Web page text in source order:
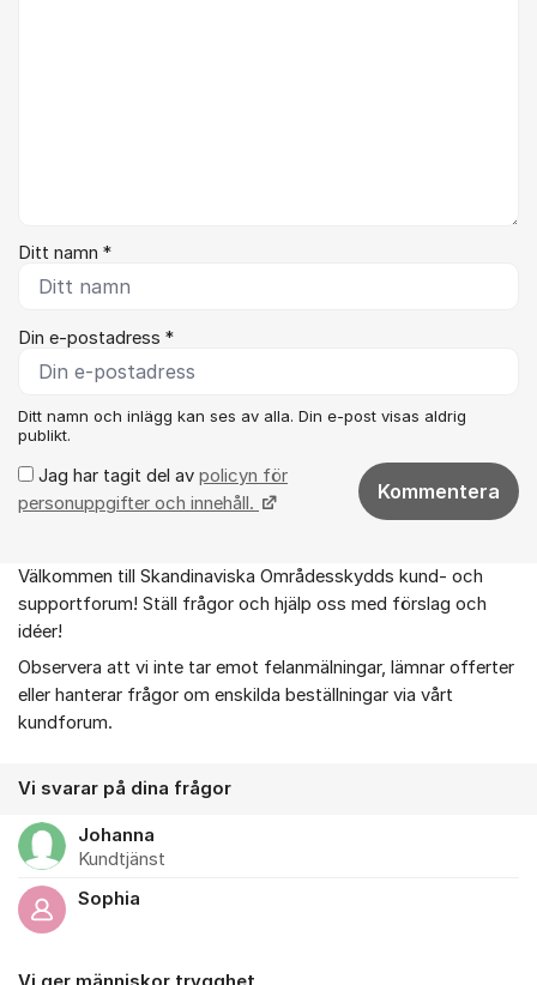
Ditt namn *
Din e-postadress *
Ditt namn och inlägg kan ses av alla. Din e-post visas aldrig
publikt.
Jag har tagit del av policyn för
personuppgifter och innehåll.
Kommentera
Om forumet
Välkommen till Skandinaviska Områdesskydds kund- och
supportforum! Ställ frågor och hjälp oss med förslag och
idéer!
Observera att vi inte tar emot felanmälningar, lämnar offerter
eller hanterar frågor om enskilda beställningar via vårt
kundforum.
Vi svarar på dina frågor
Johanna
Kundtjänst
Sophia